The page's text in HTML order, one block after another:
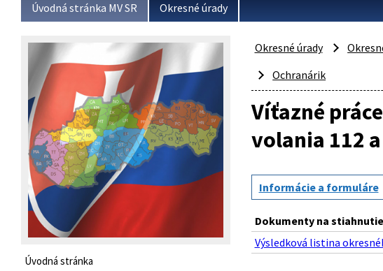
Úvodná stránka MV SR Okresné úrady
Úvodná stránka
Okresné úrady
Ochranárik
Víťazné
volania 112
Informácie a formuláre
Dokumenty na stiahnutie
Výsledková listina